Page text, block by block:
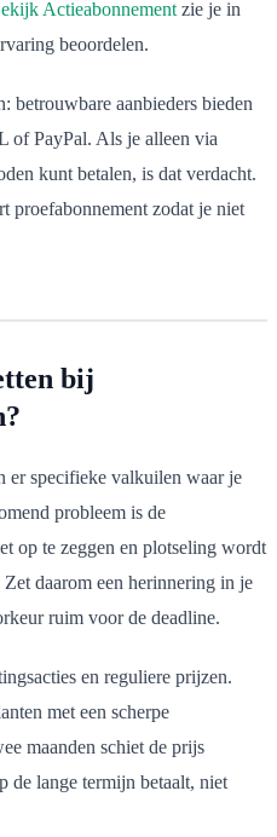
Actieabonnement zie je in
beoordelen.
betrouwbare aanbieders bieden
of PayPal. Als je alleen via
kunt betalen, is dat verdacht.
zodat je niet
bij
er specifieke valkuilen waar je
probleem is de
op te zeggen en plotseling wordt
daarom een herinnering in je
ruim voor de deadline.
en reguliere prijzen.
met een scherpe
maanden schiet de prijs
de lange termijn betaalt, niet